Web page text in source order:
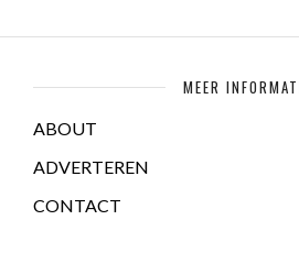
MEER
ABOUT
ADVERTEREN
CONTACT